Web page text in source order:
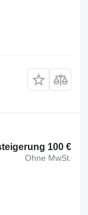
100 €
Ohne MwSt.